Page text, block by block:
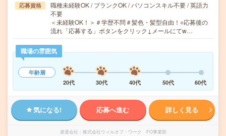
応募資格
職種未経験OK / ブランクOK / パソコンスキル不要 / 英語力
不要
＜未経験OK！＞＃学歴不問＃髪色・髪型自由！○応募後の
流れ「応募する」ボタンをクリック↓メールにてw…
職場の雰囲気
年齢層
20代
30代 40代 50代 60代
気になる! 応募へ進む 詳しく見る
派遣会社 株式会社ウィルオブ・ワーク FO事業部